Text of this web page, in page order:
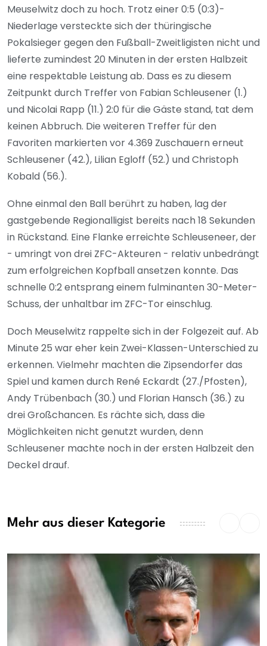
Meuselwitz doch zu hoch. Trotz einer 0:5 (0:3)-
Niederlage versteckte sich der thüringische
Pokalsieger gegen den Fußball-Zweitligisten nicht und
lieferte zumindest 20 Minuten in der ersten Halbzeit
eine respektable Leistung ab. Dass es zu diesem
Zeitpunkt durch Treffer von Fabian Schleusener (1.)
und Nicolai Rapp (11.) 2:0 für die Gäste stand, tat dem
keinen Abbruch. Die weiteren Treffer für den
Favoriten markierten vor 4.369 Zuschauern erneut
Schleusener (42.), Lilian Egloff (52.) und Christoph
Kobald (56.).
Ohne einmal den Ball berührt zu haben, lag der
gastgebende Regionalligist bereits nach 18 Sekunden
in Rückstand. Eine Flanke erreichte Schleuseneer, der
- umringt von drei ZFC-Akteuren - relativ unbedrängt
zum erfolgreichen Kopfball ansetzen konnte. Das
schnelle 0:2 entsprang einem fulminanten 30-Meter-
Schuss, der unhaltbar im ZFC-Tor einschlug.
Doch Meuselwitz rappelte sich in der Folgezeit auf. Ab
Minute 25 war eher kein Zwei-Klassen-Unterschied zu
erkennen. Vielmehr machten die Zipsendorfer das
Spiel und kamen durch René Eckardt (27./Pfosten),
Andy Trübenbach (30.) und Florian Hansch (36.) zu
drei Großchancen. Es rächte sich, dass die
Möglichkeiten nicht genutzt wurden, denn
Schleusener machte noch in der ersten Halbzeit den
Deckel drauf.
Mehr aus dieser Kategorie